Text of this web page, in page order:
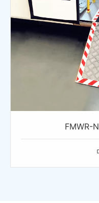
FMWR-